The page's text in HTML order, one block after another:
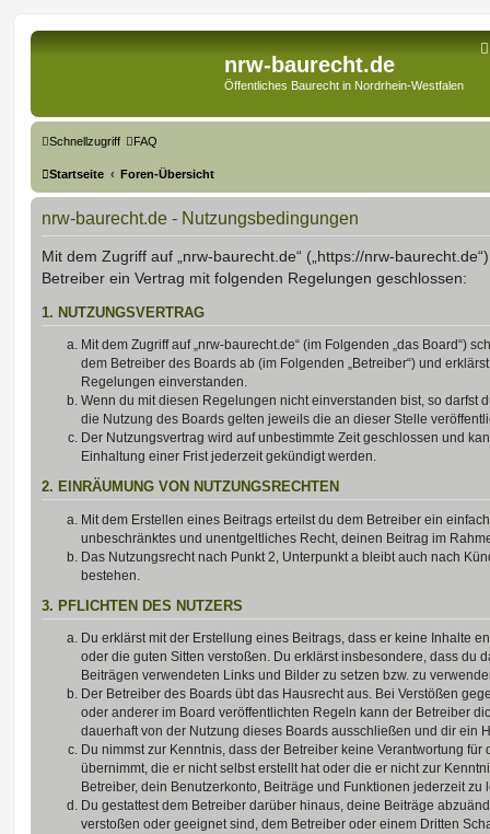
nrw-baurecht.de
Öffentliches Baurecht in Nordrhein-Westfalen
Schnellzugriff FAQ
Startseite Foren-Übersicht
nrw-baurecht.de - Nutzungsbedingungen
Mit dem Zugriff auf „nrw-baurecht.de“ („https://nrw-
Betreiber ein Vertrag mit folgenden Regelungen geschlossen:
1. NUTZUNGSVERTRAG
Mit dem Zugriff auf „nrw-baurecht.de“ (im Folgenden „das Board“)
dem Betreiber des Boards ab (im Folgenden „Betreiber“) und
Regelungen einverstanden.
Wenn du mit diesen Regelungen nicht einverstanden bist, so darfst
die Nutzung des Boards gelten jeweils die an dieser Stelle
Der Nutzungsvertrag wird auf unbestimmte Zeit geschlossen und
Einhaltung einer Frist jederzeit gekündigt werden.
2. EINRÄUMUNG VON NUTZUNGSRECHTEN
Mit dem Erstellen eines Beitrags erteilst du dem Betreiber ein
unbeschränktes und unentgeltliches Recht, deinen Beitrag im
Das Nutzungsrecht nach Punkt 2, Unterpunkt a bleibt auch nach
bestehen.
3. PFLICHTEN DES NUTZERS
Du erklärst mit der Erstellung eines Beitrags, dass er keine Inhalte
oder die guten Sitten verstoßen. Du erklärst insbesondere, dass du
Beiträgen verwendeten Links und Bilder zu setzen bzw. zu
Der Betreiber des Boards übt das Hausrecht aus. Bei Verstößen
oder anderer im Board veröffentlichten Regeln kann der Betreiber
dauerhaft von der Nutzung dieses Boards ausschließen und dir ein
Du nimmst zur Kenntnis, dass der Betreiber keine Verantwortung für
übernimmt, die er nicht selbst erstellt hat oder die er nicht zur
Betreiber, dein Benutzerkonto, Beiträge und Funktionen jederzeit zu
Du gestattest dem Betreiber darüber hinaus, deine Beiträge
verstoßen oder geeignet sind, dem Betreiber oder einem Dritten